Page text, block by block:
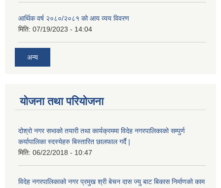
आर्थिक वर्ष २०८०/२०८१ को आय व्यय विवरण
मिति: 07/19/2023 - 14:04
अन्य
योजना तथा परियोजना
दोश्रो नगर सभाको तयारी तथा कार्यक्रममा विदेह नगरपालिकाको सम्पुर्ण
कर्यापालिका स्दस्येहरु बिस्तारित छालफाल गर्दै |
मिति: 06/22/2018 - 10:47
विदेह नगरपालिकाको नगर प्रमुख श्री बेचन दास ज्यु बाट बिकास निर्माणको काम